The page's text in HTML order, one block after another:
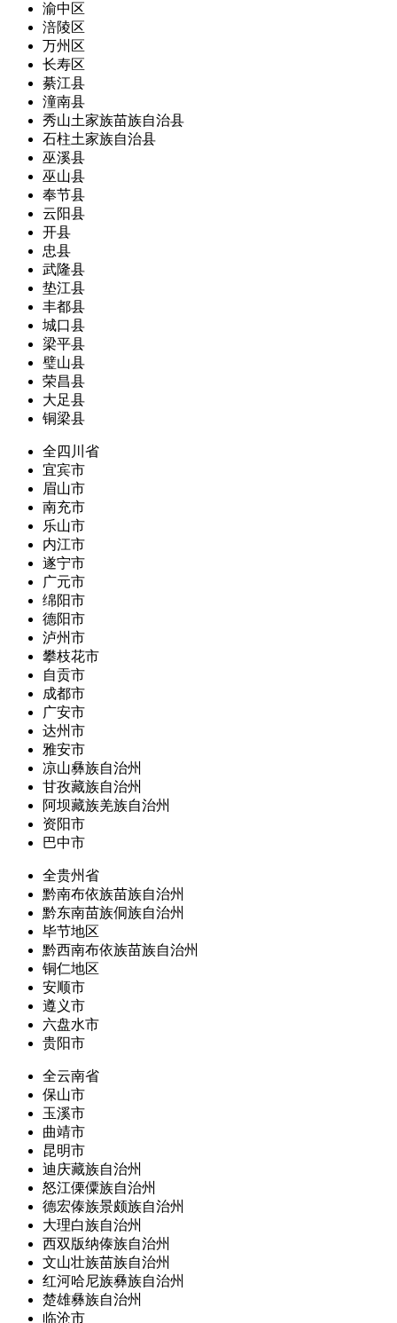
渝中区
涪陵区
万州区
长寿区
綦江县
潼南县
秀山土家族苗族自治县
石柱土家族自治县
巫溪县
巫山县
奉节县
云阳县
开县
忠县
武隆县
垫江县
丰都县
城口县
梁平县
璧山县
荣昌县
大足县
铜梁县
全四川省
宜宾市
眉山市
南充市
乐山市
内江市
遂宁市
广元市
绵阳市
德阳市
泸州市
攀枝花市
自贡市
成都市
广安市
达州市
雅安市
凉山彝族自治州
甘孜藏族自治州
阿坝藏族羌族自治州
资阳市
巴中市
全贵州省
黔南布依族苗族自治州
黔东南苗族侗族自治州
毕节地区
黔西南布依族苗族自治州
铜仁地区
安顺市
遵义市
六盘水市
贵阳市
全云南省
保山市
玉溪市
曲靖市
昆明市
迪庆藏族自治州
怒江傈僳族自治州
德宏傣族景颇族自治州
大理白族自治州
西双版纳傣族自治州
文山壮族苗族自治州
红河哈尼族彝族自治州
楚雄彝族自治州
临沧市